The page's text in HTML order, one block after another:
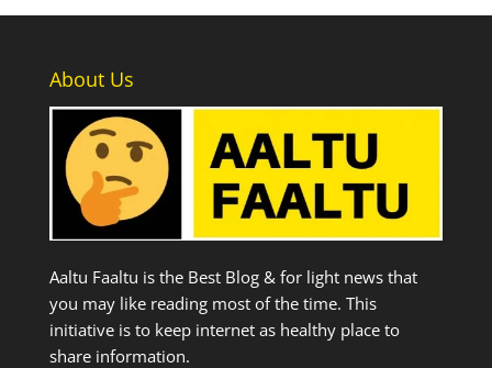
About Us
Aaltu Faaltu is the Best Blog & for light news that
you may like reading most of the time. This
initiative is to keep internet as healthy place to
share information.